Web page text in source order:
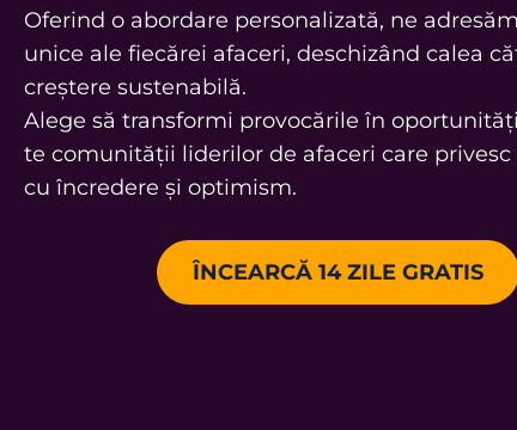
Oferind o abordare personalizată, ne
unice ale fiecărei afaceri, deschizând calea
creștere sustenabilă.
Alege să transformi provocările în
te comunității liderilor de afaceri care privesc
cu încredere și optimism.
ÎNCEARCĂ 14 ZILE GRATIS